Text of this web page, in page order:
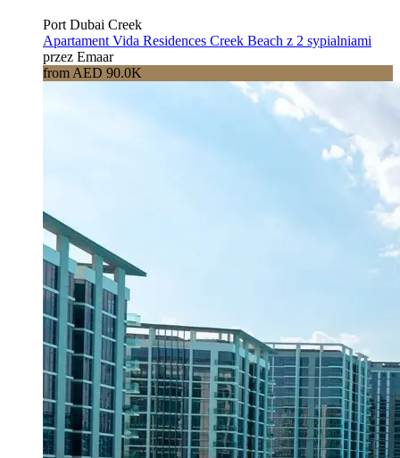
Port Dubai Creek
Apartament Vida Residences Creek Beach z 2 sypialniami
przez Emaar
from AED 90.0K